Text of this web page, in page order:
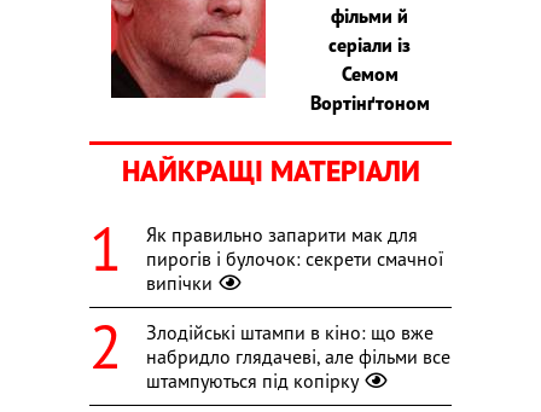
фільми й
серіали із
Семом
Вортінґтоном
НАЙКРАЩІ МАТЕРІАЛИ
Як правильно запарити мак для
пирогів і булочок: секрети смачної
випічки
Злодійські штампи в кіно: що вже
набридло глядачеві, але фільми все
штампуються під копірку